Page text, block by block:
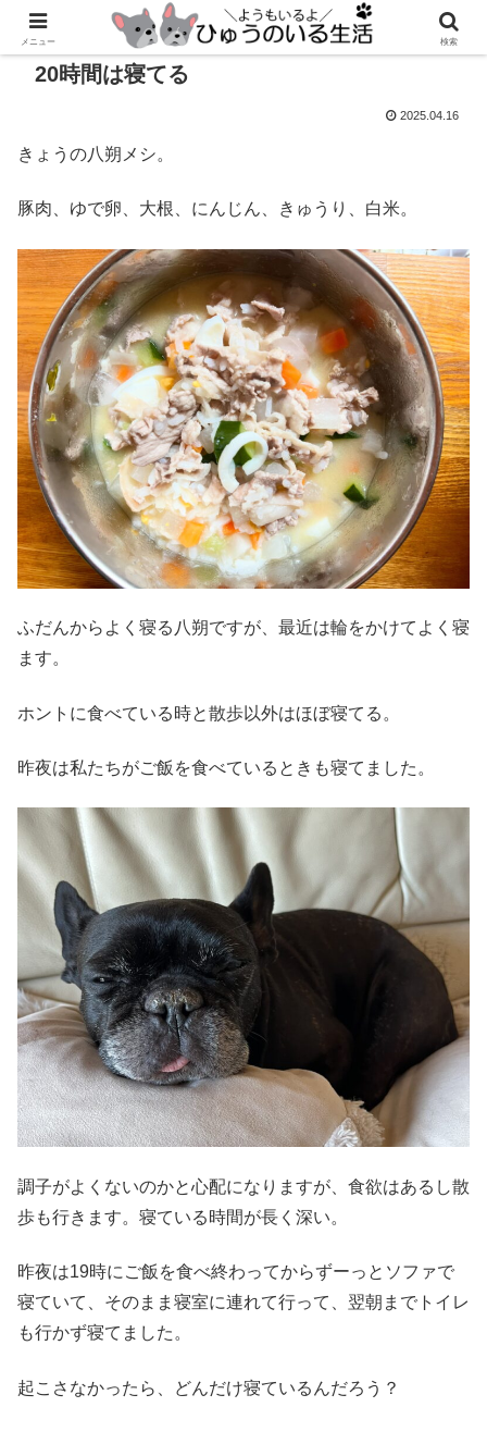
20時間は寝てる
2025.04.16
きょうの八朔メシ。
豚肉、ゆで卵、大根、にんじん、きゅうり、白米。
ふだんからよく寝る八朔ですが、最近は輪をかけてよく寝
ます。
ホントに食べている時と散歩以外はほぼ寝てる。
昨夜は私たちがご飯を食べているときも寝てました。
調子がよくないのかと心配になりますが、食欲はあるし散
歩も行きます。寝ている時間が長く深い。
昨夜は19時にご飯を食べ終わってからずーっとソファで
寝ていて、そのまま寝室に連れて行って、翌朝までトイレ
も行かず寝てました。
起こさなかったら、どんだけ寝ているんだろう？
メニュー 検索